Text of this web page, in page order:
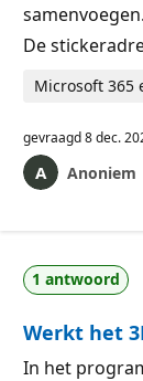
De
Microsoft
gevraagd8 dec.
Anoniem
1 antwoord
Werkt het
In het